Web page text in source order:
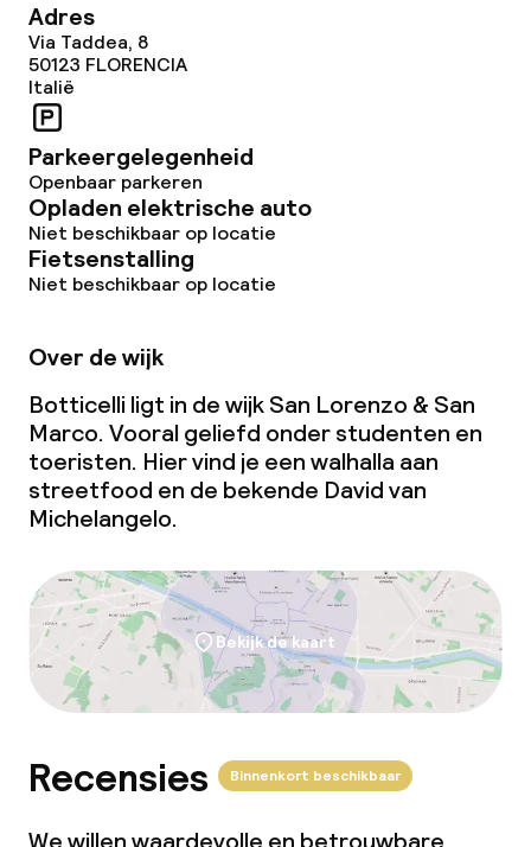
Adres
Via Taddea, 8
50123 FLORENCIA
Italië
Parkeergelegenheid
Openbaar parkeren
Opladen elektrische auto
Niet beschikbaar op locatie
Fietsenstalling
Niet beschikbaar op locatie
Over de wijk
Botticelli ligt in de wijk San Lorenzo & San
Marco. Vooral geliefd onder studenten en
toeristen. Hier vind je een walhalla aan
streetfood en de bekende Davidvan
Michelangelo.
Bekijk de kaart
Recensies Binnenkort beschikbaar